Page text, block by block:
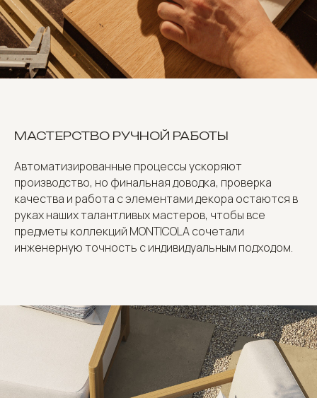
МАСТЕРСТВО РУЧНОЙ РАБОТЫ
Автоматизированные процессы ускоряют
производство, но финальная доводка, проверка
качества и работа с элементами декора остаются в
руках наших талантливых мастеров, чтобы все
предметы коллекций MONTICOLA сочетали
инженерную точность с индивидуальным подходом.